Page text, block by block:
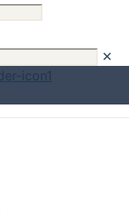
✕